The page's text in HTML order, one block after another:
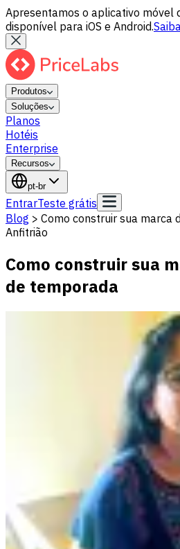
Apresentamos o aplicativo móvel
disponível para iOS e Android.
Produtos
Soluções
Planos
Hotéis
Enterprise
Recursos
pt-br
EntrarTeste grátis
Blog > Como construir sua marca
Anfitrião
Como construir sua
de temporada